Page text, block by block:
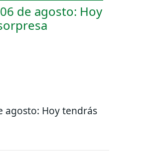
agosto: Hoy tendrás